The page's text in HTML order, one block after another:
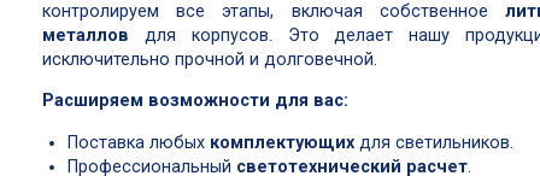
контролируем все этапы, включая собственное
металлов для корпусов. Это делает нашу
исключительно прочной и долговечной.
Расширяем возможности для вас:
Поставка любых комплектующих для светильников.
Профессиональный светотехнический расчет.